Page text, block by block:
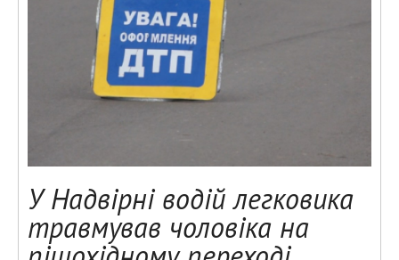
У Надвірні водій легковика
травмував чоловіка на